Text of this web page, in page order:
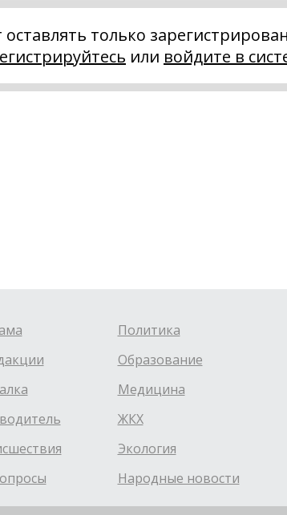
только
или войдите в
Политика
Образование
Медицина
ЖКХ
Экология
Народные новости